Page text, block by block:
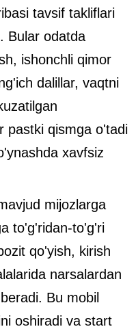
tavsif takliflari
Bular odatda
ishonchli qimor
dalillar, vaqtni
pastki qismga o'tadi
xavfsiz
mijozlarga
to'g'ridan-to'g'ri
qo'yish, kirish
narsalardan
Bu mobil
oshiradi va start